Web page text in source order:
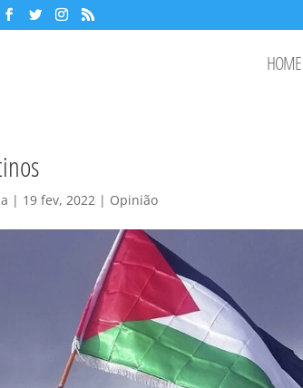
HOME
| 19 fev, 2022 | Opinião